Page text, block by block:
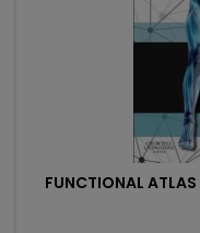
FUNCTIONAL